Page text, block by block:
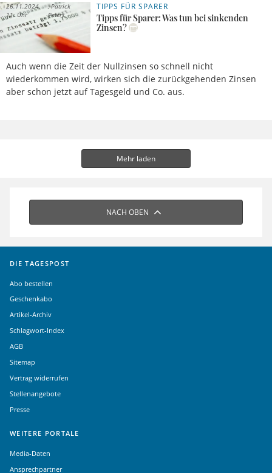
TIPPS FÜR SPARER
Tipps für Sparer: Was tun bei sinkenden
Zinsen?
Auch wenn die Zeit der Nullzinsen so schnell nicht
wiederkommen wird, wirken sich die zurückgehenden Zinsen
aber schon jetzt auf Tagesgeld und Co. aus.
26.11.2024,
11 Uhr
Patrick
Peters
Mehr laden
NACH OBEN
DIE TAGESPOST
Abo bestellen
Geschenkabo
Artikel-Archiv
Schlagwort-Index
AGB
Sitemap
Vertrag widerrufen
Stellenangebote
Presse
WEITERE PORTALE
Media-Daten
Ansprechpartner